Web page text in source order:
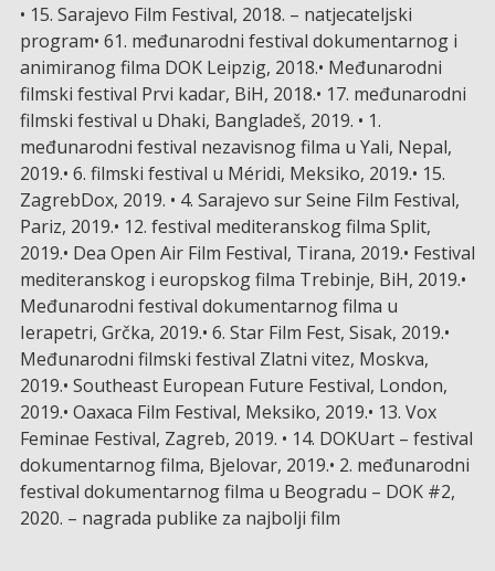
• 15. Sarajevo Film Festival, 2018. – natjecateljski
program• 61. međunarodni festival dokumentarnog i
animiranog filma DOK Leipzig, 2018.• Međunarodni
filmski festival Prvi kadar, BiH, 2018.• 17. međunarodni
filmski festival u Dhaki, Bangladeš, 2019. • 1.
međunarodni festival nezavisnog filma u Yali, Nepal,
2019.• 6. filmski festival u Méridi, Meksiko, 2019.• 15.
ZagrebDox, 2019. • 4. Sarajevo sur Seine Film Festival,
Pariz, 2019.• 12. festival mediteranskog filma Split,
2019.• Dea Open Air Film Festival, Tirana, 2019.• Festival
mediteranskog i europskog filma Trebinje, BiH, 2019.•
Međunarodni festival dokumentarnog filma u
Ierapetri, Grčka, 2019.• 6. Star Film Fest, Sisak, 2019.•
Međunarodni filmski festival Zlatni vitez, Moskva,
2019.• Southeast European Future Festival, London,
2019.• Oaxaca Film Festival, Meksiko, 2019.• 13. Vox
Feminae Festival, Zagreb, 2019. • 14. DOKUart – festival
dokumentarnog filma, Bjelovar, 2019.• 2. međunarodni
festival dokumentarnog filma u Beogradu – DOK #2,
2020. – nagrada publike za najbolji film